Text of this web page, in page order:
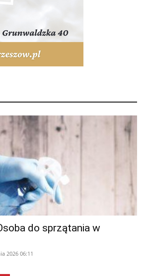
do sprzątania w
2026 06:11